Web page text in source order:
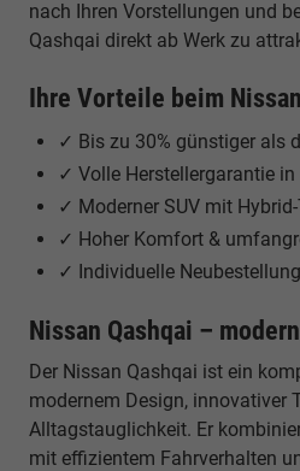
nach Ihren Vorstellungen und
Qashqai direkt ab Werk zu
Ihre Vorteile beim
✓ Bis zu 30% günstiger als
✓ Volle Herstellergarantie in
✓ Moderner SUV mit
✓ Hoher Komfort &
✓ Individuelle
Nissan Qashqai –
Der Nissan Qashqai ist ein
modernem Design, innovativer
Alltagstauglichkeit. Er
mit effizientem Fahrverhalten